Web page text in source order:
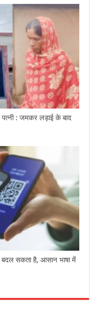
: जमकर लड़ाई के बाद
बदल सकता है, आसान भाषा में